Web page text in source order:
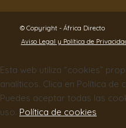
© Copyright - África Directo
Aviso Legal y Política de
Esta web utiliza “cookies”
analíticos. Clica en Política
Puedes aceptar todas las
uso. Política de cookies